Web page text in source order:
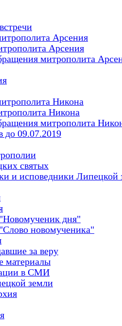
Арсения
Арсения
митрополита
Никона
Никона
митрополита
до 09.07.2019
святых
и исповедники Липецкой
дня"
новомученика"
за веру
материалы
в СМИ
земли